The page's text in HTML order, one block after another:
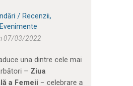
/ Recenzii,
Evenimente
07/03/2022
una dintre cele mai
– Ziua
a Femeii – celebrare a